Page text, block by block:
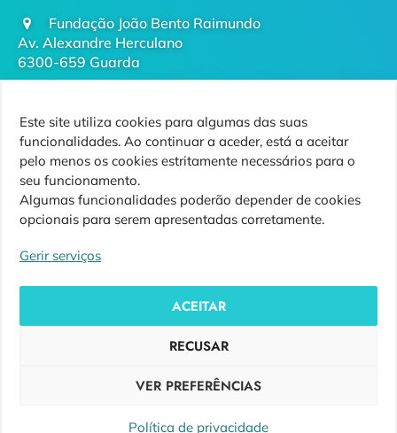
Este site utiliza cookies para algumas das suas
funcionalidades. Ao continuar a aceder, está a aceitar
pelo menos os cookies estritamente necessários para o
seu funcionamento.
Algumas funcionalidades poderão depender de cookies
opcionais para serem apresentadas corretamente.
Gerir serviços
ACEITAR
RECUSAR
VER PREFERÊNCIAS
Política de privacidade
Fundação João Bento Raimundo
Av. Alexandre Herculano
6300-659 Guarda
271 220 410
(chamada para rede fixa nacional)
Siga-nos
Copyright ©Futuro da Guarda